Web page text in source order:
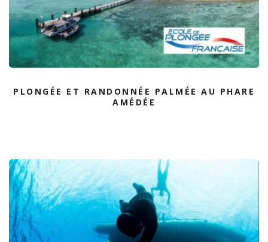
PLONGÉE ET RANDONNÉE PALMÉE AU PHARE
AMÉDÉE